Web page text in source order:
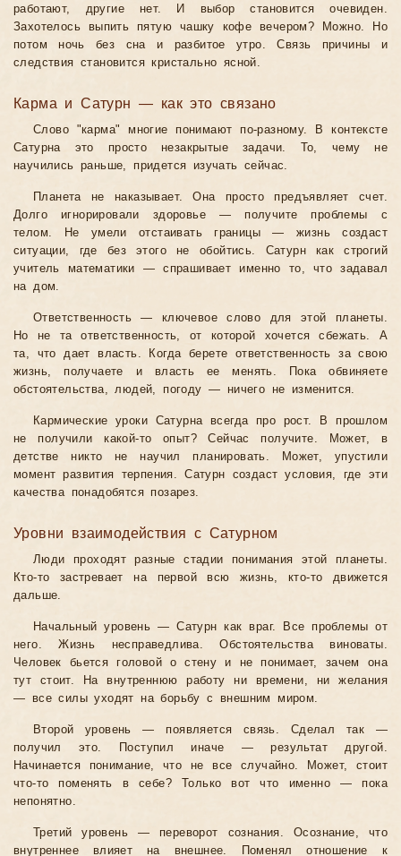
работают, другие нет. И выбор становится очевиден.
Захотелось выпить пятую чашку кофе вечером? Можно. Но
потом ночь без сна и разбитое утро. Связь причины и
следствия становится кристально ясной.
Карма и Сатурн — как это связано
Слово "карма" многие понимают по-разному. В контексте
Сатурна это просто незакрытые задачи. То, чему не
научились раньше, придется изучать сейчас.
Планета не наказывает. Она просто предъявляет счет.
Долго игнорировали здоровье — получите проблемы с
телом. Не умели отстаивать границы — жизнь создаст
ситуации, где без этого не обойтись. Сатурн как строгий
учитель математики — спрашивает именно то, что задавал
на дом.
Ответственность — ключевое слово для этой планеты.
Но не та ответственность, от которой хочется сбежать. А
та, что дает власть. Когда берете ответственность за свою
жизнь, получаете и власть ее менять. Пока обвиняете
обстоятельства, людей, погоду — ничего не изменится.
Кармические уроки Сатурна всегда про рост. В прошлом
не получили какой-то опыт? Сейчас получите. Может, в
детстве никто не научил планировать. Может, упустили
момент развития терпения. Сатурн создаст условия, где эти
качества понадобятся позарез.
Уровни взаимодействия с Сатурном
Люди проходят разные стадии понимания этой планеты.
Кто-то застревает на первой всю жизнь, кто-то движется
дальше.
Начальный уровень — Сатурн как враг. Все проблемы от
него. Жизнь несправедлива. Обстоятельства виноваты.
Человек бьется головой о стену и не понимает, зачем она
тут стоит. На внутреннюю работу ни времени, ни желания
— все силы уходят на борьбу с внешним миром.
Второй уровень — появляется связь. Сделал так —
получил это. Поступил иначе — результат другой.
Начинается понимание, что не все случайно. Может, стоит
что-то поменять в себе? Только вот что именно — пока
непонятно.
Третий уровень — переворот сознания. Осознание, что
внутреннее влияет на внешнее. Поменял отношение к